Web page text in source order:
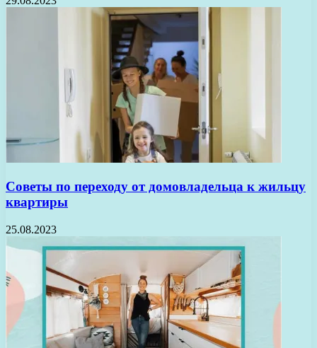
Советы по переходу от домовладельца к жильцу
квартиры
25.08.2023